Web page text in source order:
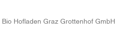
Bio Hofladen Graz Grottenhof GmbH